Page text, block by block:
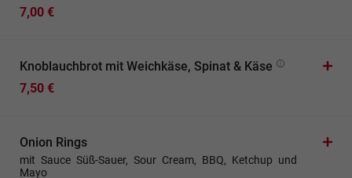
7,00 €
Knoblauchbrot mit Weichkäse, Spinat & Käse
7,50 €
Onion Rings
mit Sauce Süß-Sauer, Sour Cream, BBQ, Ketchup und
Mayo